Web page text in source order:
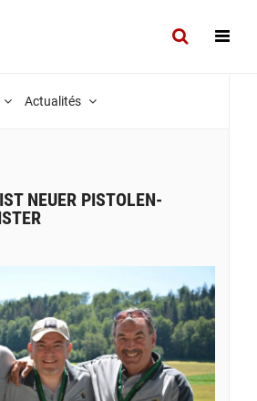
Actualités
NEUER PISTOLEN-